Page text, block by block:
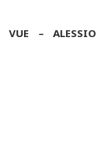
VUE – ALESSIO